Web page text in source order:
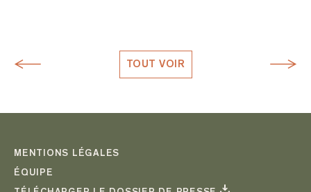
TOUT VOIR
MENTIONS LÉGALES
ÉQUIPE